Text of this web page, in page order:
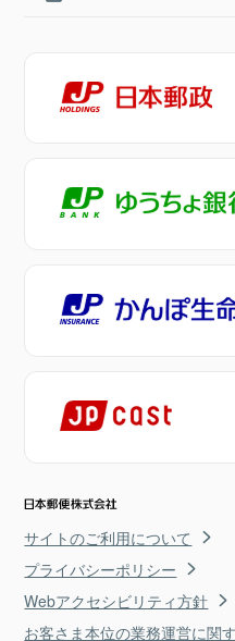
サイトのご利用について
プライバシーポリシー
Webアクセシビリティ方針
お客さま本位の業務運営に関